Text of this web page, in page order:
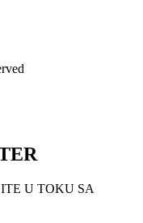
U TOKU SA